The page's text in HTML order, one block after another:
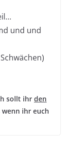
und und
sollt ihr den
wenn ihr euch